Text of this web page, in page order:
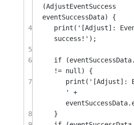
(AdjustEventSuccess
eventSuccessData) {
4
print ( '[Adjust]:
success!' );
5
6
if
!= null ) {
7
print ( '[Adjust]:
'
+
8
}